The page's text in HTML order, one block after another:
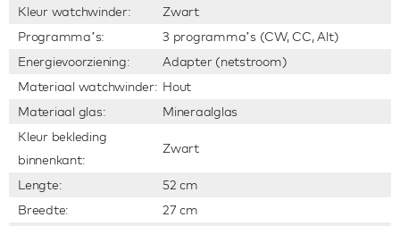
Kleur watchwinder:
Zwart
Programma’s:
3 programma’s (CW, CC, Alt)
Energievoorziening:
Adapter (netstroom)
Materiaal watchwinder: Hout
Materiaal glas:
Mineraalglas
Kleur bekleding
binnenkant:
Zwart
Lengte:
52 cm
Breedte:
27 cm